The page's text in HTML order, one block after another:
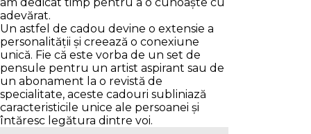
am dedicat timp pentru a o cunoaște cu
adevărat.
Un astfel de cadou devine o extensie a
personalității și creează o conexiune
unică. Fie că este vorba de un set de
pensule pentru un artist aspirant sau de
un abonament la o revistă de
specialitate, aceste cadouri subliniază
caracteristicile unice ale persoanei și
întăresc legătura dintre voi.